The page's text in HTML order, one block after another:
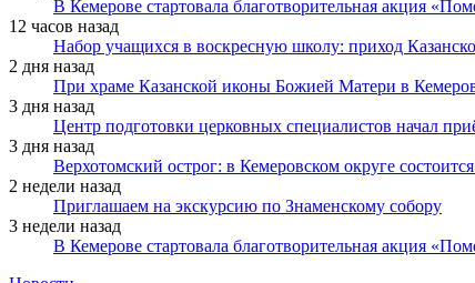
В Кемерове стартовала благотворительная акция
12 часов назад
Набор учащихся в воскресную школу: приход
2 дня назад
При храме Казанской иконы Божией Матери в
3 дня назад
Центр подготовки церковных специалистов начал
3 дня назад
Верхотомский острог: в Кемеровском округе
2 недели назад
Приглашаем на экскурсию по Знаменскому собору
3 недели назад
В Кемерове стартовала благотворительная акция